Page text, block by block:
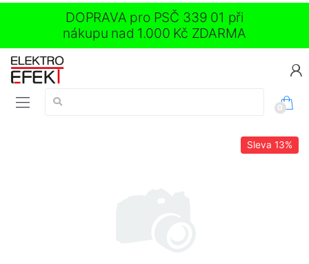
DOPRAVA pro PSČ 339 01 při
nákupu nad 1.000 Kč ZDARMA
Vyhledávání:
0
Sleva 13%